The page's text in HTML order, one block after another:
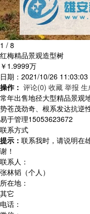
1 / 8
红梅精品景观造型树
￥1.9999万
日期：2021/10/26 11:03:03
操作： 评论(0) 收藏 举报 生
常年出售地径大型精品景观
势苍茂劲奇、根系发达抗逆
易于管理15053623672
联系方式
提示： 联系我时，请说明在
谢！
联系人：
张林韬（个人）
所在地：
其它
电话：